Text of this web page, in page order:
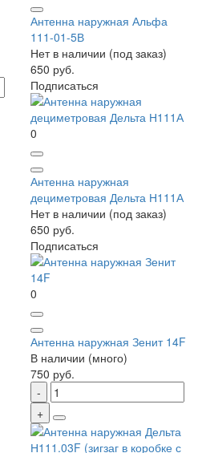
Антенна наружная Альфа
111-01-5В
Нет в наличии (под заказ)
650 руб.
Подписаться
0
Антенна наружная
дециметровая Дельта Н111А
Нет в наличии (под заказ)
650 руб.
Подписаться
0
Антенна наружная Зенит 14F
В наличии (много)
750 руб.